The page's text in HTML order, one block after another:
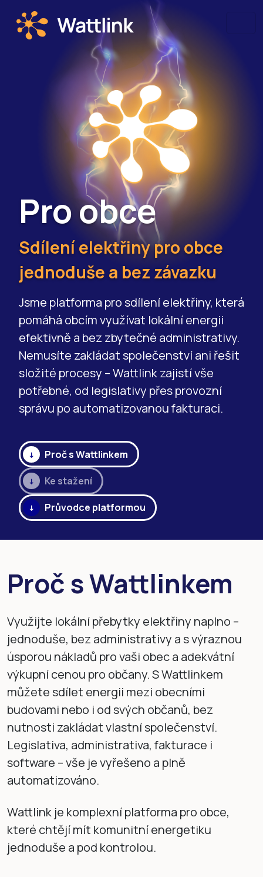
Pro obce
Sdílení elektřiny pro obce
jednoduše a bez závazku
Jsme platforma pro sdílení elektřiny, která
pomáhá obcím využívat lokální energii
efektivně a bez zbytečné administrativy.
Nemusíte zakládat společenství ani řešit
složité procesy – Wattlink zajistí vše
potřebné, od legislativy přes provozní
správu po automatizovanou fakturaci.
Proč s Wattlinkem
Ke stažení
Průvodce platformou
Proč s Wattlinkem
Využijte lokální přebytky elektřiny naplno –
jednoduše, bez administrativy a s výraznou
úsporou nákladů pro vaši obec a adekvátní
výkupní cenou pro občany. S Wattlinkem
můžete sdílet energii mezi obecními
budovami nebo i od svých občanů, bez
nutnosti zakládat vlastní společenství.
Legislativa, administrativa, fakturace i
software – vše je vyřešeno a plně
automatizováno.
Wattlink je komplexní platforma pro obce,
které chtějí mít komunitní energetiku
jednoduše a pod kontrolou.